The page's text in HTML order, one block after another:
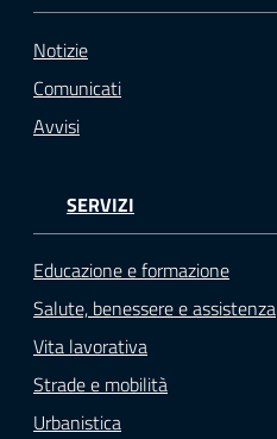
Notizie
Comunicati
Avvisi
SERVIZI
Educazione e formazione
Salute, benessere e assistenza
Vita lavorativa
Strade e mobilità
Urbanistica